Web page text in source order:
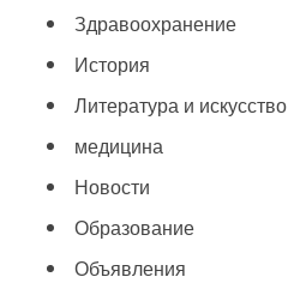
Здравоохранение
История
Литература и искусство
медицина
Новости
Образование
Объявления